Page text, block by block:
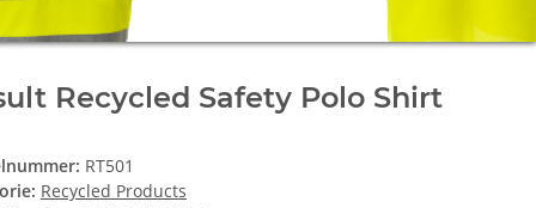
Recycled Safety Polo Shirt
RT501
Recycled Products